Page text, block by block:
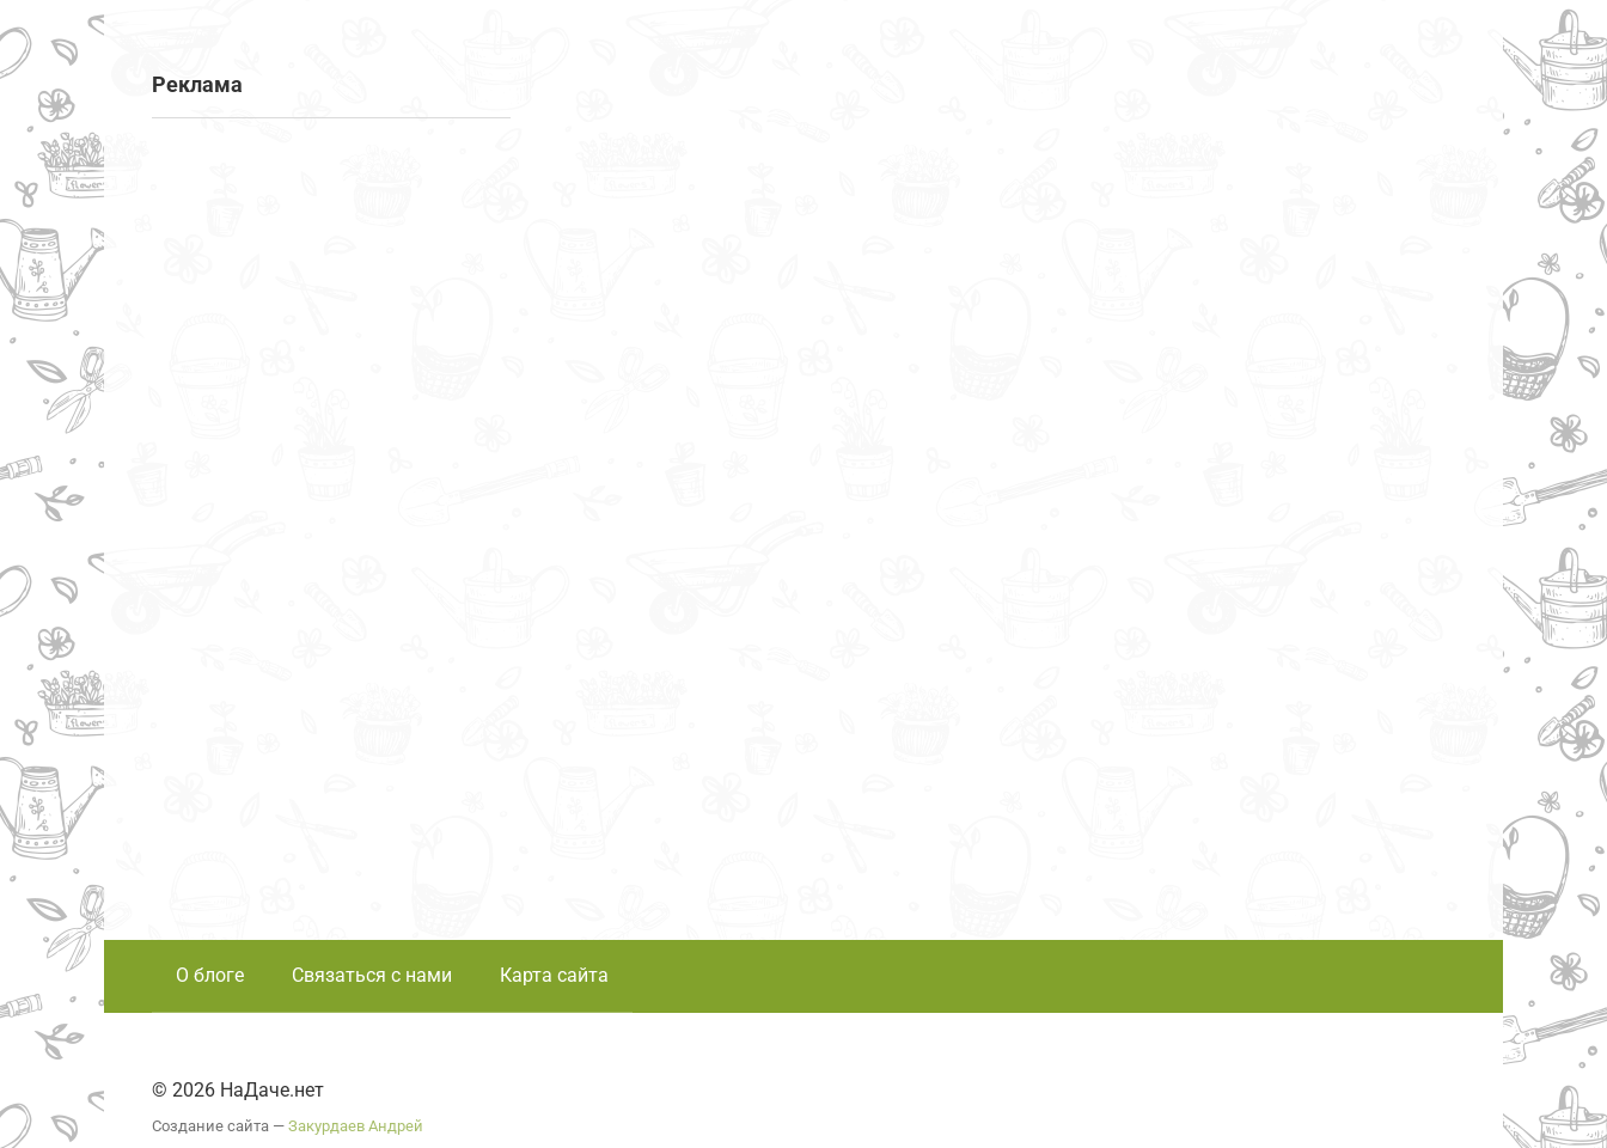
Реклама
О блоге Связаться с нами Карта сайта
© 2026 НаДаче.нет
Создание сайта — Закурдаев Андрей